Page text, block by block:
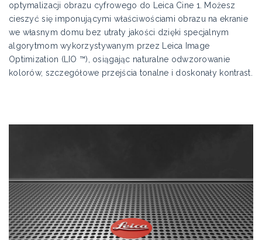
optymalizacji obrazu cyfrowego do Leica Cine 1. Możesz
cieszyć się imponującymi właściwościami obrazu na ekranie
we własnym domu bez utraty jakości dzięki specjalnym
algorytmom wykorzystywanym przez Leica Image
Optimization (LIO ™), osiągając naturalne odwzorowanie
kolorów, szczegółowe przejścia tonalne i doskonały kontrast.